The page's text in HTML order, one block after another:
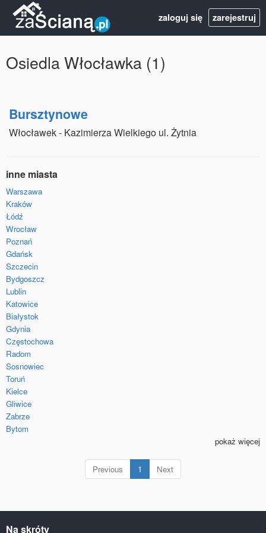
zaloguj się zarejestruj
Osiedla Włocławka (1)
Bursztynowe
Włocławek - Kazimierza Wielkiego ul. Żytnia
inne miasta
Warszawa
Kraków
Łódź
Wrocław
Poznań
Gdańsk
Szczecin
Bydgoszcz
Lublin
Katowice
Białystok
Gdynia
Częstochowa
Radom
Sosnowiec
Toruń
Kielce
Gliwice
Zabrze
Bytom
pokaż więcej
Previous 1 (current)
Next
Na skróty